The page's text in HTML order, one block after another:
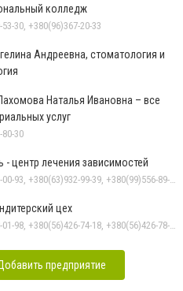
колледж
30, +380(96)367-20-33
Андреевна, стоматология и
Наталья Ивановна – все
услуг
30
- центр лечения зависимостей
цех
предприятие